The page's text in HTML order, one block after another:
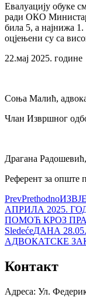
Евалуацију обуке
ради ОКО
била 5, а најнижа
оцјењени су са
22.мај 2025. године
Соња Малић,
Члан Извршног
Драгана
Референт за опште
PrevPrethodno
АПРИЛА 2025.
ПОМОЋ КРОЗ
SledećeДАНА
АДВОКАТСКЕ
Контакт
Адреса: Ул.